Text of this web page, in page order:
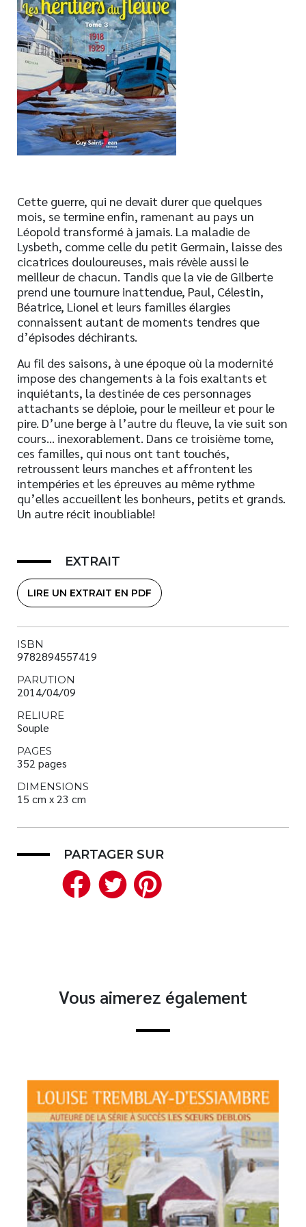
Nouveautés
Numérique
Livres audio
Meilleurs vendeurs
Page vedette
AUTEURS
Cette guerre, qui ne devait durer que quelques
mois, se termine enfin, ramenant au pays un
Léopold transformé à jamais. La maladie de
Lysbeth, comme celle du petit Germain, laisse des
cicatrices douloureuses, mais révèle aussi le
meilleur de chacun. Tandis que la vie de Gilberte
prend une tournure inattendue, Paul, Célestin,
Béatrice, Lionel et leurs familles élargies
connaissent autant de moments tendres que
d’épisodes déchirants.
Au fil des saisons, à une époque où la modernité
impose des changements à la fois exaltants et
inquiétants, la destinée de ces personnages
attachants se déploie, pour le meilleur et pour le
pire. D’une berge à l’autre du fleuve, la vie suit son
cours… inexorablement. Dans ce troisième tome,
ces familles, qui nous ont tant touchés,
retroussent leurs manches et affrontent les
intempéries et les épreuves au même rythme
qu’elles accueillent les bonheurs, petits et grands.
Un autre récit inoubliable!
EXTRAIT
LIRE UN EXTRAIT EN PDF
ISBN
9782894557419
PARUTION
2014/04/09
RELIURE
Souple
PAGES
352 pages
DIMENSIONS
15 cm x 23 cm
PARTAGER SUR
Facebook
Twitter
Vous aimerez également